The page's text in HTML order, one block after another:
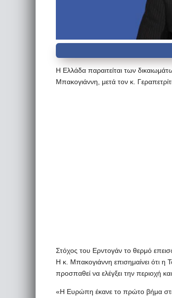
Η Ελλάδα παραιτείται των
Μπακογιάννη, μετά τον κ.
Στόχος του Ερντογάν το θερμό
Η κ. Μπακογιάννη επισημαίνει ότι η
προσπαθεί να ελέγξει την περιοχή
«Η Ευρώπη έκανε το πρώτο βήμα